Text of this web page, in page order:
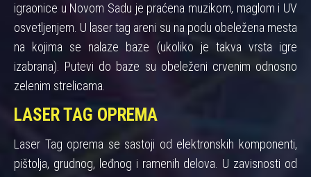
igraonice u Novom Sadu je praćena muzikom, maglom i UV
osvetljenjem. U laser tag areni su na podu obeležena mesta
na kojima se nalaze baze (ukoliko je takva vrsta igre
izabrana). Putevi do baze su obeleženi crvenim odnosno
zelenim strelicama.
LASER TAG OPREMA
Laser Tag oprema se sastoji od elektronskih komponenti,
pištolja, grudnog, leđnog i ramenih delova. U zavisnosti od